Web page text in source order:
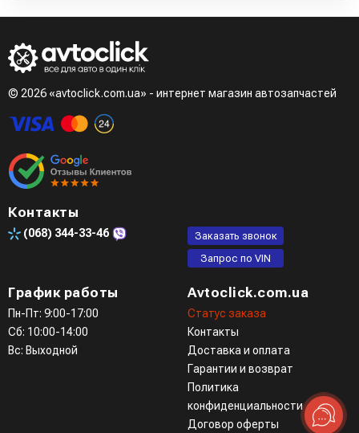
© 2026 «avtoclick.com.ua» - интернет магазин автозапчастей
Контакты
(068) 344-33-46
Заказать звонок
Запрос по VIN
График работы
Пн-Пт: 9:00-17:00
Сб: 10:00-14:00
Вс: Выходной
Avtoclick.com.ua
Статус заказа
Контакты
Доставка и оплата
Гарантии и возврат
Политика
конфиденциальности
Договор оферты